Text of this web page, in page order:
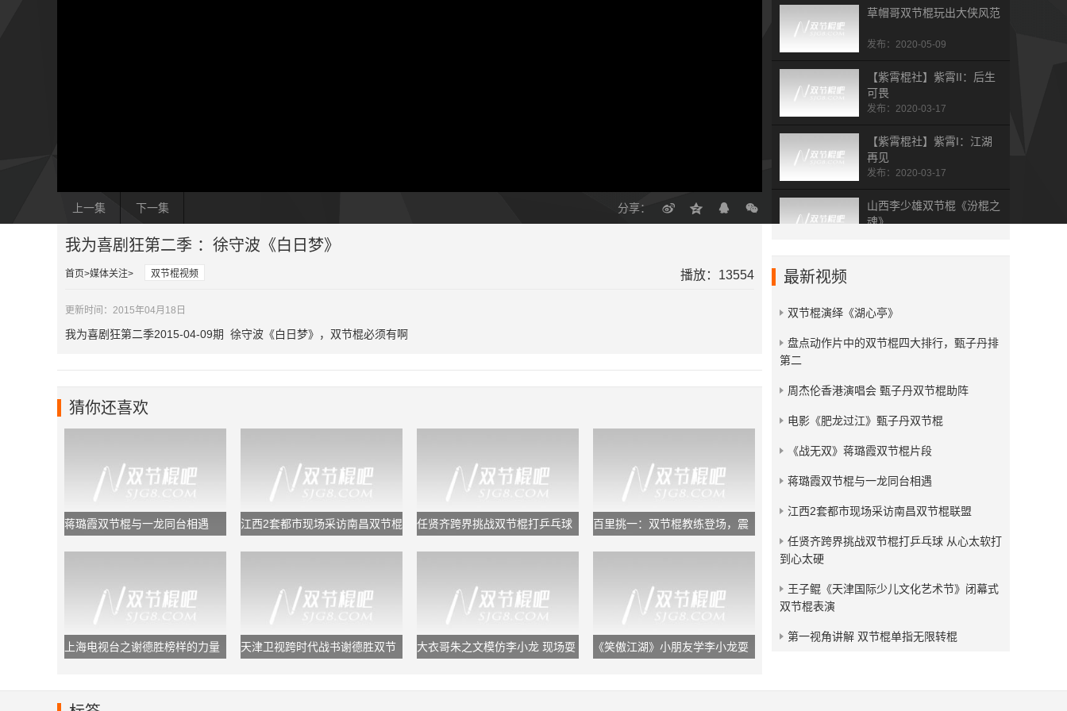
上一集 下一集 分享：
草帽哥双节棍玩出大侠风范
发布：2020-05-09
【紫霄棍社】紫霄II：后生
可畏
发布：2020-03-17
【紫霄棍社】紫霄I：江湖
再见
发布：2020-03-17
山西李少雄双节棍《汾棍之
魂》
残血狂龙双节棍视频小合集
我为喜剧狂第二季 ：徐守波《白日梦》
首页 媒体关注 双节棍视频 播放：13554
更新时间：2015年04月18日
我为喜剧狂第二季2015-04-09期 徐守波《白日梦》，双节棍必须有啊
猜你还喜欢
蒋璐霞双节棍与一龙同台相遇
江西2套都市现场采访南昌双节棍
任贤齐跨界挑战双节棍打乒乓球
百里挑一：双节棍教练登场，震
上海电视台之谢德胜榜样的力量
天津卫视跨时代战书谢德胜双节
大衣哥朱之文模仿李小龙 现场耍
《笑傲江湖》小朋友学李小龙耍
最新视频
双节棍演绎《湖心亭》
​盘点动作片中的双节棍四大排行，甄子丹排
第二
周杰伦香港演唱会 甄子丹双节棍助阵
电影《肥龙过江》甄子丹双节棍
《战无双》蒋璐霞双节棍片段
蒋璐霞双节棍与一龙同台相遇
江西2套都市现场采访南昌双节棍联盟
任贤齐跨界挑战双节棍打乒乓球 从心太软打
到心太硬
王子鲲《天津国际少儿文化艺术节》闭幕式
双节棍表演
第一视角讲解 双节棍单指无限转棍